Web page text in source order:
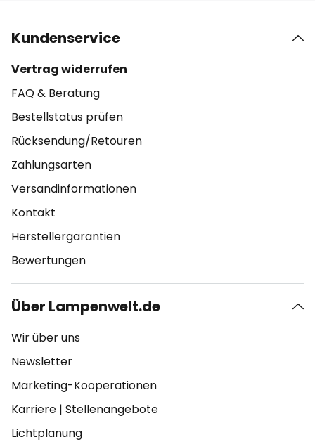
Kundenservice
Vertrag widerrufen
FAQ & Beratung
Bestellstatus prüfen
Rücksendung/Retouren
Zahlungsarten
Versandinformationen
Kontakt
Herstellergarantien
Bewertungen
Über Lampenwelt.de
Wir über uns
Newsletter
Marketing-Kooperationen
Karriere | Stellenangebote
Lichtplanung